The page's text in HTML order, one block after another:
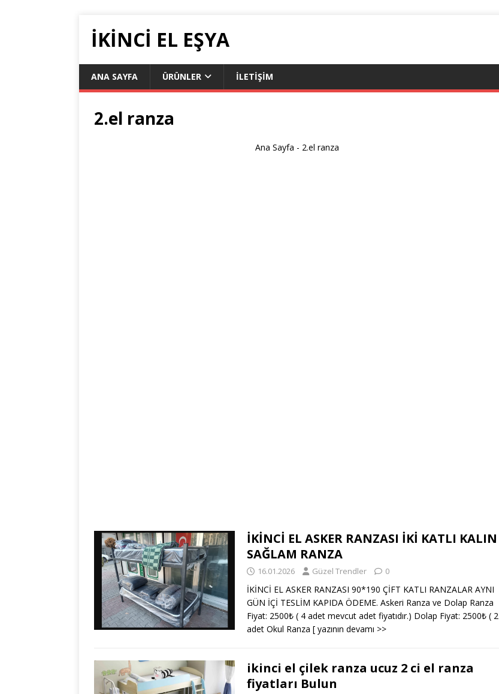
İKİNCİ EL EŞYA
ANA SAYFA ÜRÜNLER İLETIŞIM
2.el ranza
Ana Sayfa - 2.el ranza
İKİNCİ EL ASKER RANZASI İKİ KATLI KALIN
SAĞLAM RANZA
16.01.2026 Güzel Trendler 0
İKİNCİ EL ASKER RANZASI 90*190 ÇİFT KATLI RANZALAR AYNI
GÜN İÇİ TESLİM KAPIDA ÖDEME. Askeri Ranza ve Dolap Ranza
Fiyat: 2500₺ ( 4 adet mevcut adet fiyatıdır.) Dolap Fiyat: 2500₺ ( 2
adet Okul Ranza [ yazının devamı >>
ikinci el çilek ranza ucuz 2 ci el ranza
fiyatları Bulun